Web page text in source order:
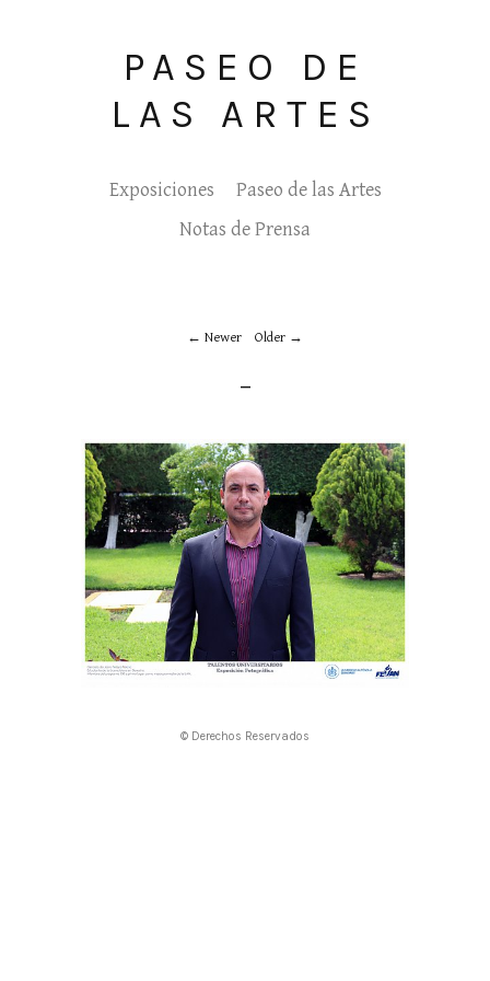
PASEO DE
LAS ARTES
Exposiciones
Paseo de las Artes
Notas de Prensa
Newer Older
_
© Derechos Reservados